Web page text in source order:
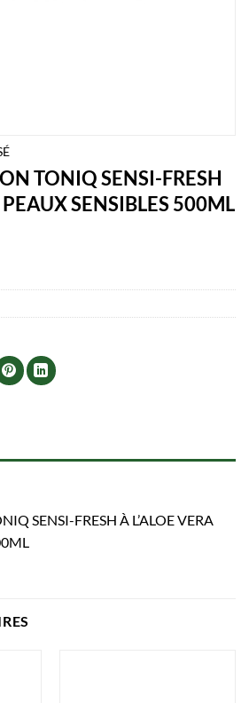
TONIQ SENSI-FRESH
PEAUX SENSIBLES 500ML
SENSI-FRESH À L’ALOE VERA